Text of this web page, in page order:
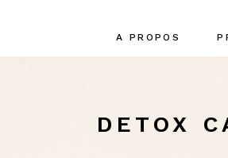
A PROPOS
La créatrice
DETOX